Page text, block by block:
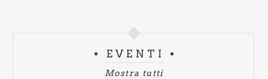
EVENTI
Mostra tutti